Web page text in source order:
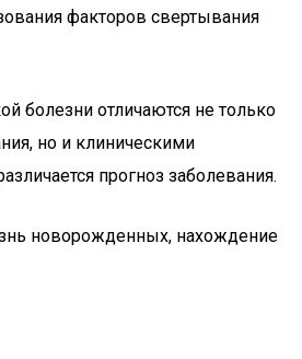
факторов свертывания
болезни отличаются не только
но и клиническими
прогноз заболевания.
новорожденных, нахождение